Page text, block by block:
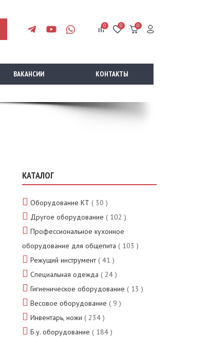
0 0 0
ВАКАНСИИ КОНТАКТЫ
КАТАЛОГ
Оборудование КТ ( 30 )
Другое оборудование ( 102 )
Профессиональное кухонное
оборудование для общепита ( 103 )
Режущий инструмент( 41 )
Специальная одежда ( 24 )
Гигиеническое оборудование ( 13 )
Весовое оборудование ( 9 )
Инвентарь, ножи ( 234 )
Б.у. оборудование ( 184 )